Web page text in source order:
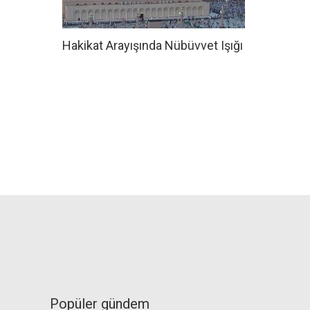
Hakikat Arayışında Nübüvvet Işığı
Popüler gündem